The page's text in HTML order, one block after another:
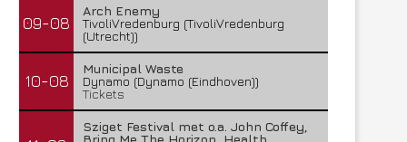
09-08
Arch Enemy
TivoliVredenburg (TivoliVredenburg
(Utrecht))
10-08
Municipal Waste
Dynamo (Dynamo (Eindhoven))
Tickets
Sziget Festival met o.a. John Coffey,
Bring Me The Horizon, Health